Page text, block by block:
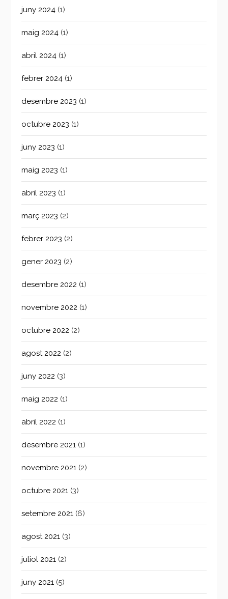
juny 2024 (1)
maig 2024 (1)
abril 2024 (1)
febrer 2024 (1)
desembre 2023 (1)
octubre 2023 (1)
juny 2023 (1)
maig 2023 (1)
abril 2023 (1)
març 2023 (2)
febrer 2023 (2)
gener 2023 (2)
desembre 2022 (1)
novembre 2022 (1)
octubre 2022 (2)
agost 2022 (2)
juny 2022 (3)
maig 2022 (1)
abril 2022 (1)
desembre 2021 (1)
novembre 2021 (2)
octubre 2021 (3)
setembre 2021 (6)
agost 2021 (3)
juliol 2021 (2)
juny 2021 (5)